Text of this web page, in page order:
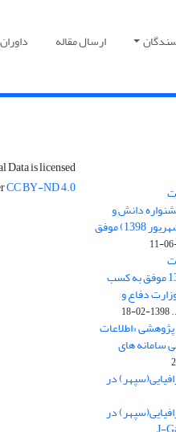
ارسال مقاله داوران
دانش و
پژوهش امام علی علیه السلام(شهریور 1398) موفق
جغرافیایی(سپهر)» در سال 1397 موفق به کسب
دفاع و
1398-02-18
«اطلاعات
سامانه های
در
در
Data is licensed
CC BY-ND 4.0